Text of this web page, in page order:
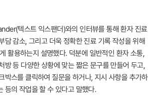
텍스트 익스팬더)와의 인터뷰를 통해 환자 진료
담 감소, 그리고 더욱 정확한 진료 기록 작성을 위해
활용하는지 설명했다. 덕분에 일반적인 환자 소통,
방 등 다양한 상황에 맞는 짧은 문구를 만들어 두고,
박스를 클릭하여 질문을 하거나, 지시 사항을 추가하
등의 작업을 할 수 있다고 말했다.